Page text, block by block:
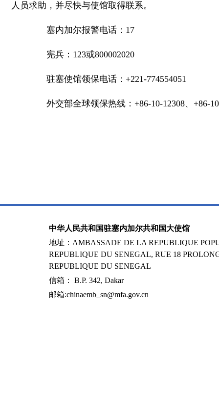
人员求助，并尽快与使馆取得联系。
塞内加尔报警电话：17
宪兵：123或800002020
驻塞使馆领保电话：+221-774554051
外交部全球领保热线：+86-10-12308、+86-
中华人民共和国驻塞内加尔共和国大使馆
地址：AMBASSADE DE LA REPUBLIQUE
REPUBLIQUE DU SENEGAL, RUE 18
REPUBLIQUE DU SENEGAL
信箱： B.P. 342, Dakar
邮箱:chinaemb_sn@mfa.gov.cn